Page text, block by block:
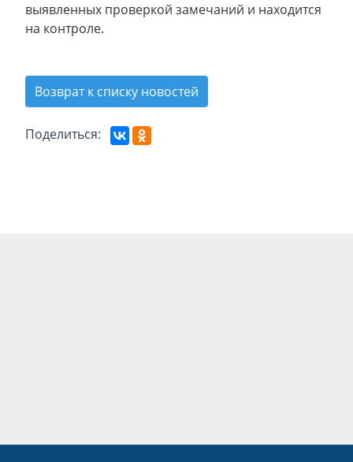
выявленных проверкой замечаний и находится
на контроле.
Возврат к списку новостей
Поделиться: